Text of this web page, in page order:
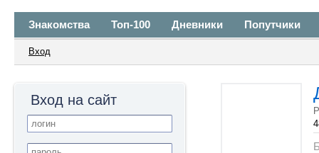
Знакомства Топ-100 Дневники Попутчики
Вход
Вход на сайт